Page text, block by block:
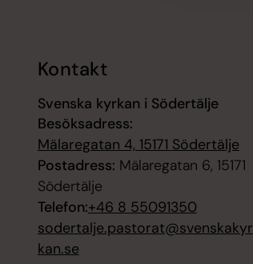
Kontakt
Svenska kyrkan i Södertälje
Besöksadress:
Mälaregatan 4, 15171 Södertälje
Postadress: Mälaregatan 6, 15171
Södertälje
Telefon:+46 8 55091350
sodertalje.pastorat@svenskakyr
kan.se